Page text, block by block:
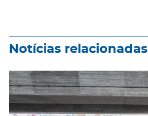
Notícias relacionadas